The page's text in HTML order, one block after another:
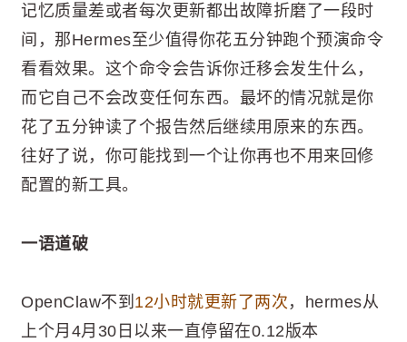
记忆质量差或者每次更新都出故障折磨了一段时
间，那Hermes至少值得你花五分钟跑个预演命令
看看效果。这个命令会告诉你迁移会发生什么，
而它自己不会改变任何东西。最坏的情况就是你
花了五分钟读了个报告然后继续用原来的东西。
往好了说，你可能找到一个让你再也不用来回修
配置的新工具。
一语道破
OpenClaw不到 12小时就更新了两次 ，hermes从
上个月4月30日以来一直停留在0.12版本